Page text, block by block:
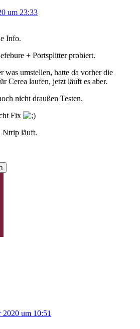
um 23:33
Info.
+ Portsplitter probiert.
was umstellen, hatte da vorher die
Cerea laufen, jetzt läuft es aber.
nicht draußen Testen.
Fix
Ntrip läuft.
2020 um 10:51